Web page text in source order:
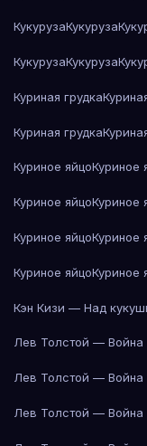
КукурузаКукуруза
КукурузаКукуруза
Куриная грудка
Куриная грудка
Куриное яйцоКуриное
Куриное яйцоКуриное
Куриное яйцоКуриное
Куриное яйцоКуриное
Кэн Кизи — Над
Лев Толстой — Война
Лев Толстой — Война
Лев Толстой — Война